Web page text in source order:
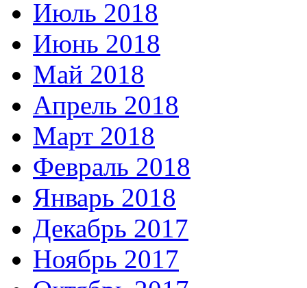
Июль 2018
Июнь 2018
Май 2018
Апрель 2018
Март 2018
Февраль 2018
Январь 2018
Декабрь 2017
Ноябрь 2017